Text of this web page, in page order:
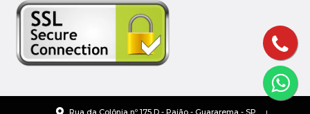
Rua da Colônia nº 175 D - Paião - Guararema - SP